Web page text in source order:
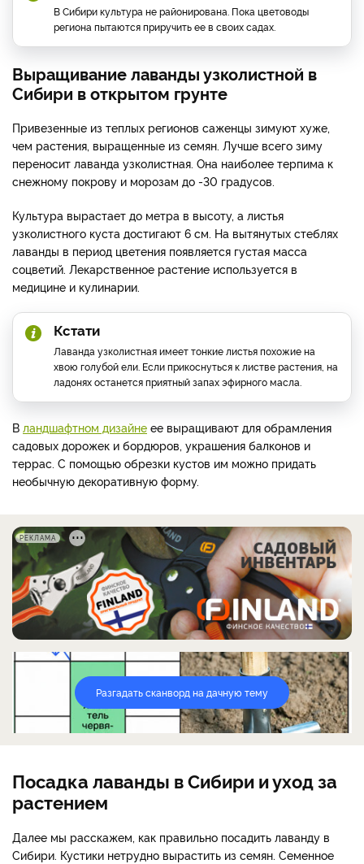
В Сибири культура не районирована. Пока цветоводы
региона пытаются приручить ее в своих садах.
Выращивание лаванды узколистной в
Сибири в открытом грунте
Привезенные из теплых регионов саженцы зимуют хуже,
чем растения, выращенные из семян. Лучше всего зиму
переносит лаванда узколистная. Она наиболее терпима к
снежному покрову и морозам до -30 градусов.
Культура вырастает до метра в высоту, а листья
узколистного куста достигают 6 см. На вытянутых стеблях
лаванды в период цветения появляется густая масса
соцветий. Лекарственное растение используется в
медицине и кулинарии.
Кстати
Лаванда узколистная имеет тонкие листья похожие на
хвою голубой ели. Если прикоснуться к листве растения, на
ладонях останется приятный запах эфирного масла.
В ландшафтном дизайне ее выращивают для обрамления
садовых дорожек и бордюров, украшения балконов и
террас. С помощью обрезки кустов им можно придать
необычную декоративную форму.
РЕКЛАМА
Разгадать сканворд на дачную тему
Посадка лаванды в Сибири и уход за
растением
Далее мы расскажем, как правильно посадить лаванду в
Сибири. Кустики нетрудно вырастить из семян. Семенное